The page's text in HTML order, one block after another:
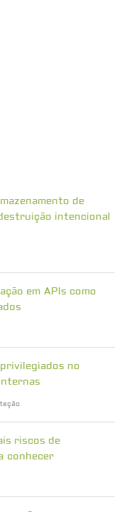
de
intencional
em APIs como
no
riscos de
conhecer